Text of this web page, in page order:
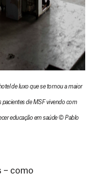
de luxo que se tornou a maior
pacientes de MSF vivendo com
educação em saúde © Pablo
– como